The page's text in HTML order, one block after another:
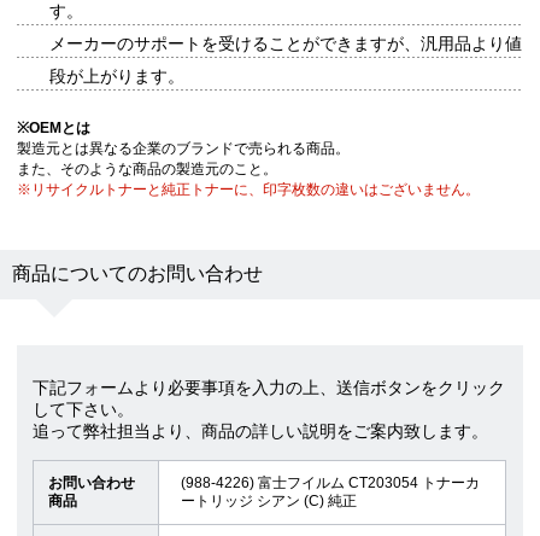
す。
メーカーのサポートを受けることができますが、汎用品より値
段が上がります。
※OEMとは
製造元とは異なる企業のブランドで売られる商品。
また、そのような商品の製造元のこと。
※リサイクルトナーと純正トナーに、印字枚数の違いはございません。
商品についてのお問い合わせ
下記フォームより必要事項を入力の上、送信ボタンをクリック
して下さい。
追って弊社担当より、商品の詳しい説明をご案内致します。
お問い合わせ
商品
(988-4226) 富士フイルム CT203054 トナーカ
ートリッジ シアン (C) 純正